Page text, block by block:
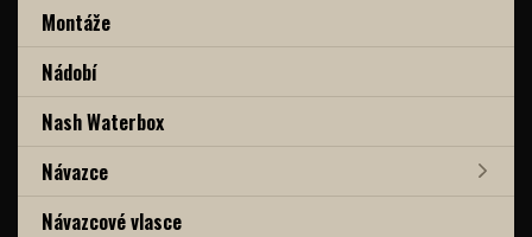
Montáže
Nádobí
Nash Waterbox
Návazce
Návazcové vlasce